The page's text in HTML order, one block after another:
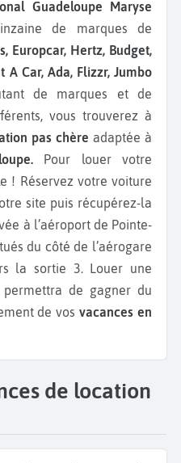
Guadeloupe Maryse
de marques de
Europcar, Hertz, Budget,
A Car, Ada, Flizzr, Jumbo
de marques et de
vous trouverez à
pas chère adaptée à
Pour louer votre
! Réservez votre voiture
site puis récupérez-la
à l’aéroport de Pointe-
du côté de l’aérogare
la sortie 3. Louer une
de gagner du
de vosvacances en
de location